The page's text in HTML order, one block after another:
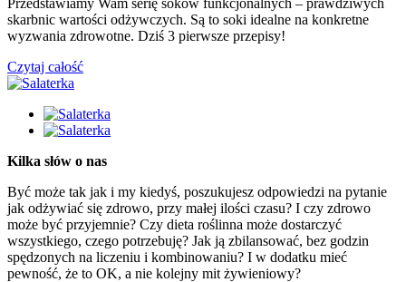
skarbnic wartości odżywczych. Są to soki idealne na konkretne
wyzwania zdrowotne. Dziś 3 pierwsze przepisy!
Czytaj całość
Kilka słów o nas
Być może tak jak i my kiedyś, poszukujesz odpowiedzi na pytanie
jak odżywiać się zdrowo, przy małej ilości czasu? I czy zdrowo
może być przyjemnie? Czy dieta roślinna może dostarczyć
wszystkiego, czego potrzebuję? Jak ją zbilansować, bez godzin
spędzonych na liczeniu i kombinowaniu? I w dodatku mieć
pewność, że to OK, a nie kolejny mit żywieniowy?